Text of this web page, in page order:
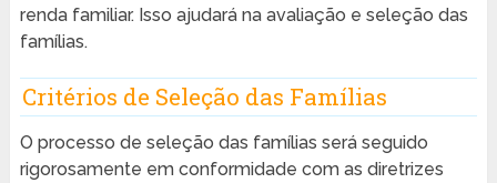
renda familiar. Isso ajudará na avaliação e seleção das
famílias.
Critérios de Seleção das Famílias
O processo de seleção das famílias será seguido
rigorosamente em conformidade com as diretrizes